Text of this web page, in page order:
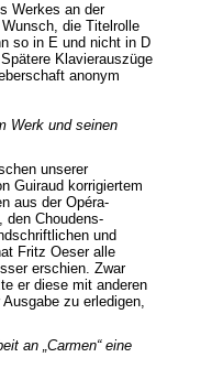
Werkes an der
die Titelrolle
so in E und nicht in D
Klavierauszüge
anonym
Werk und seinen
unserer
Guiraud korrigiertem
aus der Opéra-
den Choudens-
und
Fritz Oeser alle
erschien. Zwar
er diese mit anderen
zu erledigen,
an „Carmen“ eine